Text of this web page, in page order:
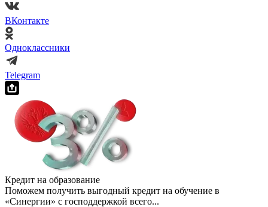
ВКонтакте
Одноклассники
Telegram
Кредит на образование
Поможем получить выгодный кредит на обучение в
«Синергии» с господдержкой всего...